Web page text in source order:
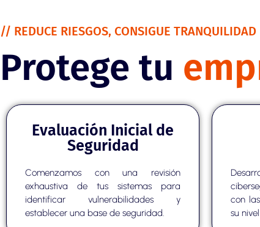
// REDUCE RIESGOS, CONSIGUE TRANQUILIDAD
Protege tu
Evaluación Inicial de
Seguridad
Comenzamos con una revisión
exhaustiva de tus sistemas para
identificar vulnerabilidades y
establecer una base de seguridad.
con
su